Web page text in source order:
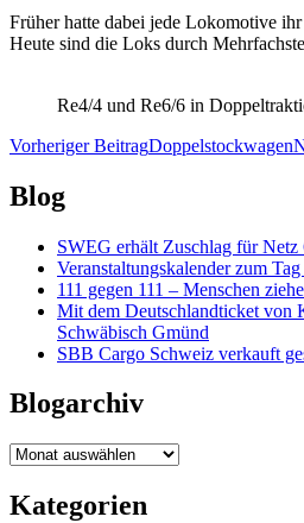
Früher hatte dabei jede Lokomotive
Heute sind die Loks durch
Re4/4 und Re6/6 in
Beitragsnavigation
Vorheriger BeitragDoppelstockwagen
Blog
SWEG erhält Zuschlag für Netz
Veranstaltungskalender zum
111 gegen 111 – Menschen
Mit dem Deutschlandticket von
Schwäbisch Gmünd
SBB Cargo Schweiz verkauft
Blogarchiv
Blogarchiv
Kategorien